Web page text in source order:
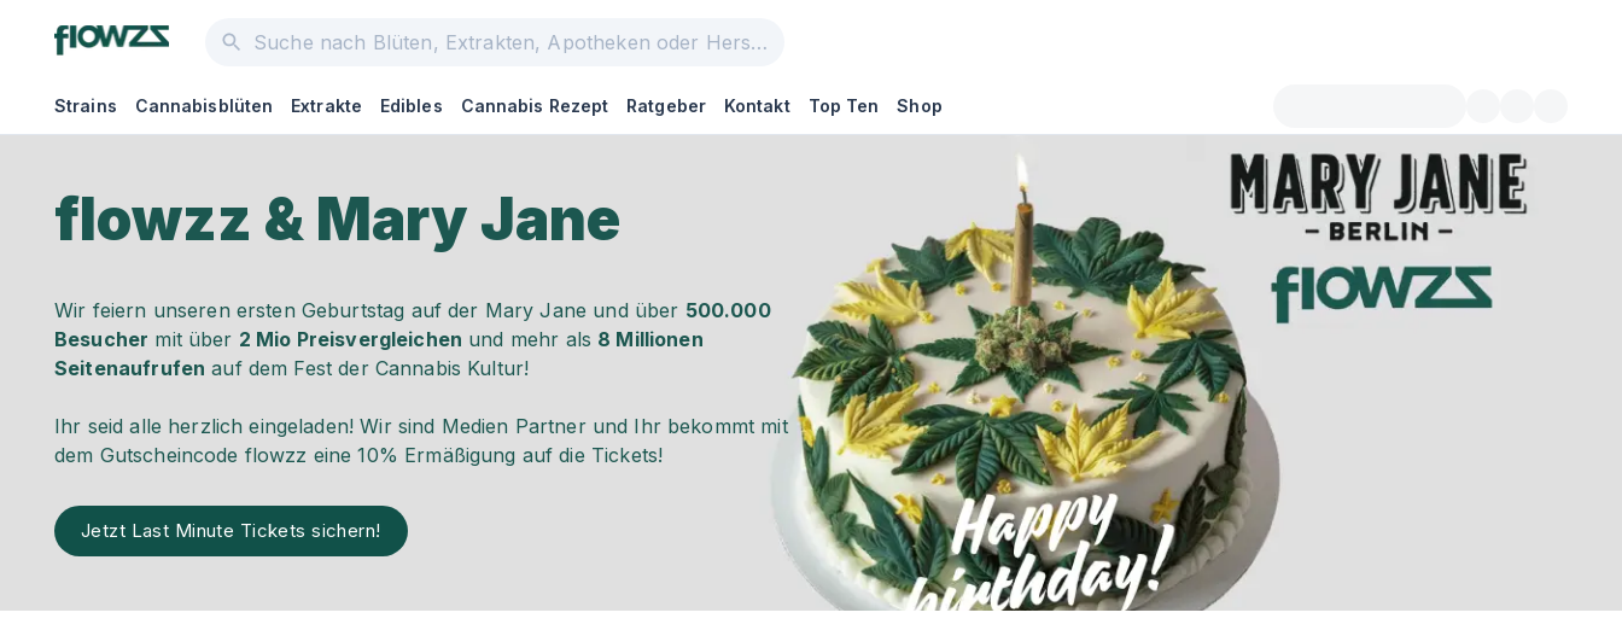
Strains Cannabisblüten Extrakte Edibles Cannabis Rezept Ratgeber Kontakt Top Ten Shop
flowzz & Mary Jane
Wir feiern unseren ersten Geburtstag auf der Mary Jane und über 500.000
Besucher mit über 2 Mio Preisvergleichen und mehr als 8 Millionen
Seitenaufrufen auf dem Fest der Cannabis Kultur!
Ihr seid alle herzlich eingeladen! Wir sind Medien Partner und Ihr bekommt mit
dem Gutscheincode flowzz eine 10% Ermäßigung auf die Tickets!
Jetzt Last Minute Tickets sichern!